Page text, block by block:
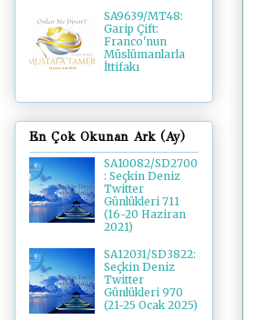
SA9639/MT48:
Garip Çift:
Franco'nun
Müslümanlarla
İttifakı
En Çok Okunan Ark (Ay)
SA10082/SD2700
: Seçkin Deniz
Twitter
Günlükleri 711
(16-20 Haziran
2021)
SA12031/SD3822:
Seçkin Deniz
Twitter
Günlükleri 970
(21-25 Ocak 2025)